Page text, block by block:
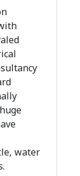
water